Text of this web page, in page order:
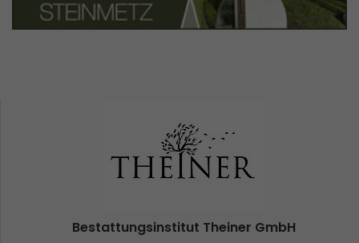
Bestattungsinstitut Theiner GmbH